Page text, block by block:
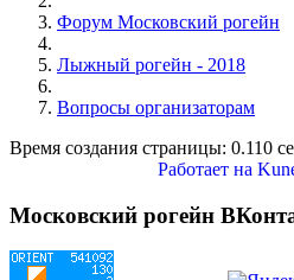
Форум Московский рогейн
Лыжный рогейн - 2018
Вопросы организаторам
Время создания страницы: 0.110
Работает на
Московский рогейн